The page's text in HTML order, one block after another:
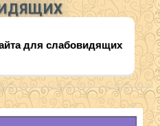
для слабовидящих